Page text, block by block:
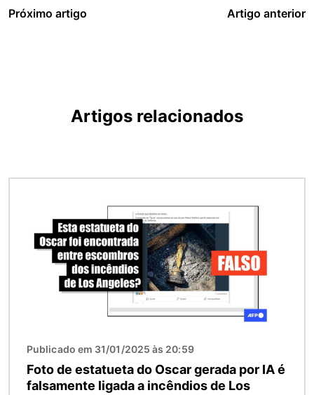
Próximo artigo Artigo anterior
Artigos relacionados
Publicado em 31/01/2025 às 20:59
Foto de estatueta do Oscar gerada por IA é
falsamente ligada a incêndios de Los